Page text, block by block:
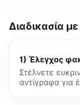
Διαδικασία
1) Έλεγχος
Στέλνετε
αντίγραφα για